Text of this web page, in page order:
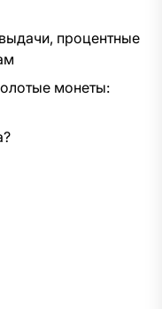
процентные
монеты: